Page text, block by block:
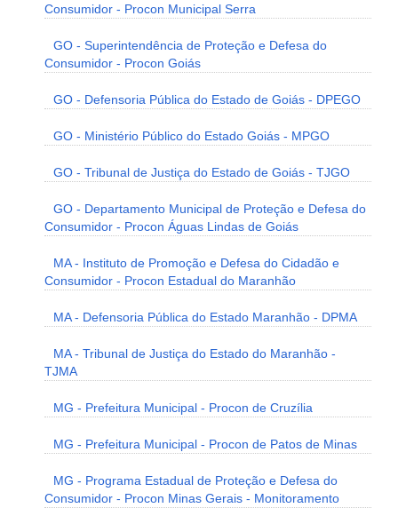
Consumidor - Procon Municipal Serra
GO - Superintendência de Proteção e Defesa do
Consumidor - Procon Goiás
GO - Defensoria Pública do Estado de Goiás - DPEGO
GO - Ministério Público do Estado Goiás - MPGO
GO - Tribunal de Justiça do Estado de Goiás - TJGO
GO - Departamento Municipal de Proteção e Defesa do
Consumidor - Procon Águas Lindas de Goiás
MA - Instituto de Promoção e Defesa do Cidadão e
Consumidor - Procon Estadual do Maranhão
MA - Defensoria Pública do Estado Maranhão - DPMA
MA - Tribunal de Justiça do Estado do Maranhão -
TJMA
MG - Prefeitura Municipal - Procon de Cruzília
MG - Prefeitura Municipal - Procon de Patos de Minas
MG - Programa Estadual de Proteção e Defesa do
Consumidor - Procon Minas Gerais - Monitoramento